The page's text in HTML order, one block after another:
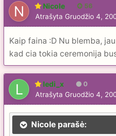
Nicole 56
Atrašyta Gruodžio 4,
Kaip faina :D Nu blemba,
kad cia tokia ceremonija
ledi_x 0
Atrašyta Gruodžio 4,
Nicole parašė: